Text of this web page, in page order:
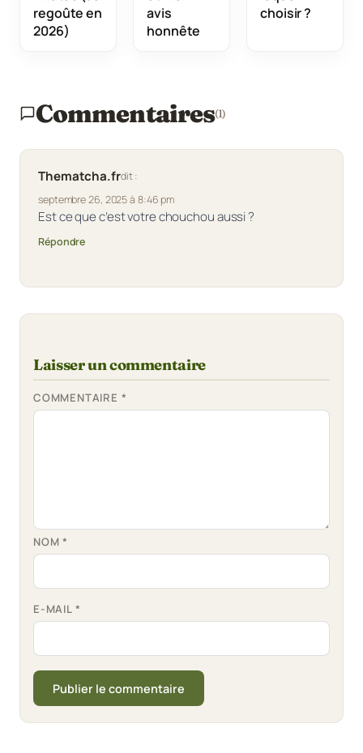
regoûte en
2026)
avis
honnête
choisir ?
Commentaires(1)
Thematcha.frdit :
septembre 26, 2025 à 8:46 pm
Est ce que c’est votre chouchou aussi ?
Répondre
Laisser un commentaire
COMMENTAIRE *
NOM*
E-MAIL *